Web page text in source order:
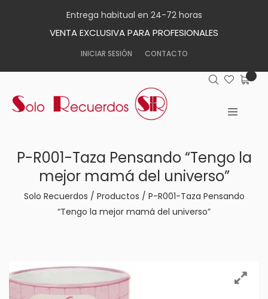
Entrega habitual en 24-72 horas
VENTA EXCLUSIVA PARA PROFESIONALES
INICIAR SESIÓN CONTACTO
P-R001-Taza Pensando “Tengo la
mejor mamá del universo”
Solo Recuerdos / Productos / P-R001-Taza Pensando
“Tengo la mejor mamá del universo”